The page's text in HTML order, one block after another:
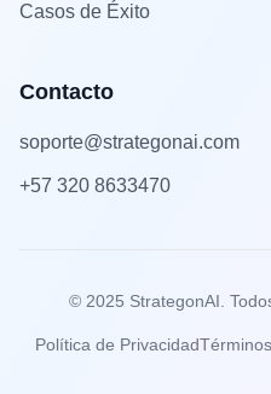
Casos de Éxito
Contacto
soporte@strategonai.com
+57 320 8633470
© 2025 StrategonAI.
Política de Privacidad